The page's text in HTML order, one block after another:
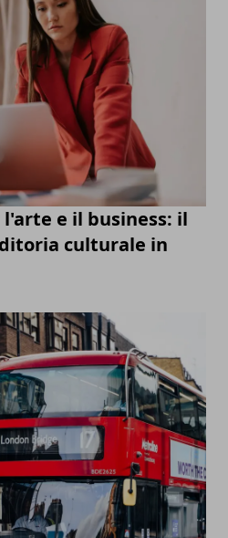
e il business: il
culturale in